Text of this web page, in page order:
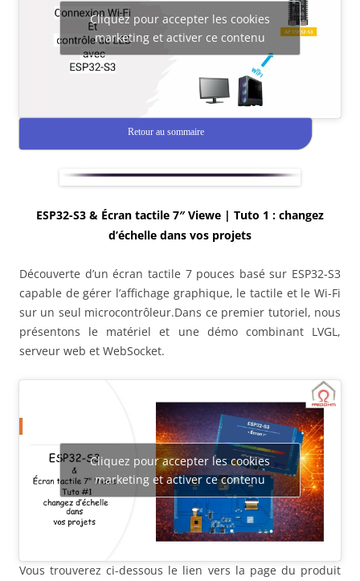
Cliquez pour accepter les cookies
marketing et activer ce contenu
Retour au sommaire
ESP32-S3 & Écran tactile 7″ Viewe | Tuto 1 : changez
d’échelle dans vos projets
Découverte d’un écran tactile 7 pouces basé sur ESP32-S3
capable de gérer l’affichage graphique, le tactile et le Wi-Fi
sur un seul microcontrôleur.Dans ce premier tutoriel, nous
présentons le matériel et une démo combinant LVGL,
serveur web et WebSocket.
Cliquez pour accepter les cookies
marketing et activer ce contenu
Vous trouverez ci-dessous le lien vers la page du produit